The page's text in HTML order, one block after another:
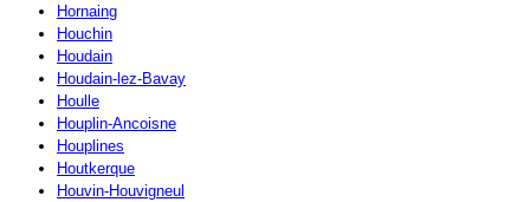
Hornaing
Houchin
Houdain
Houdain-lez-Bavay
Houlle
Houplin-Ancoisne
Houplines
Houtkerque
Houvin-Houvigneul